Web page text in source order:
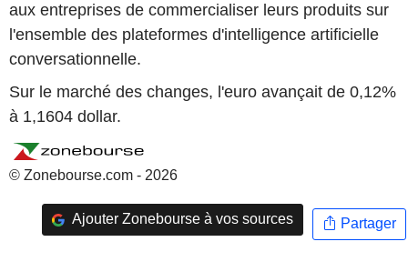
aux entreprises de commercialiser leurs produits sur
l'ensemble des plateformes d'intelligence artificielle
conversationnelle.
Sur le marché des changes, l'euro avançait de 0,12%
à 1,1604 dollar.
© Zonebourse.com - 2026
Ajouter Zonebourse à vos sources Partager